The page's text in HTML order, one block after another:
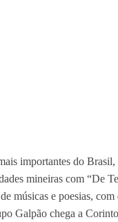
importantes do
mineiras com “De
músicas e poesias,
Galpão chega a